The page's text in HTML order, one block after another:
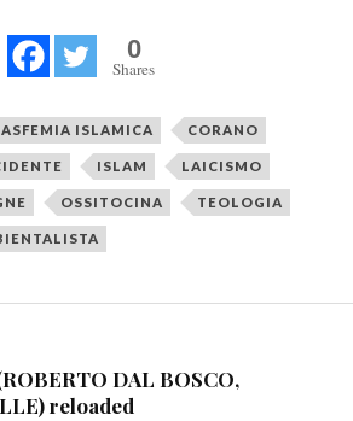
0
Shares
ISLAMICA CORANO
ISLAM LAICISMO
OSSITOCINA TEOLOGIA
DAL BOSCO,
reloaded